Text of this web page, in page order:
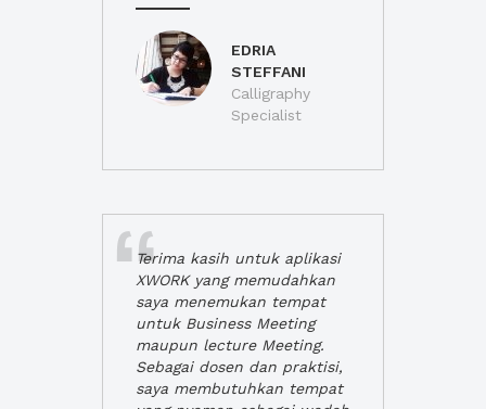
EDRIA
STEFFANI
Calligraphy
Specialist
Terima kasih untuk aplikasi
XWORK yang memudahkan
saya menemukan tempat
untuk Business Meeting
maupun lecture Meeting.
Sebagai dosen dan praktisi,
saya membutuhkan tempat